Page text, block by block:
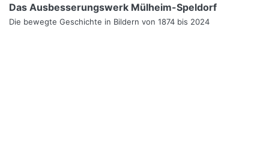
Das Ausbesserungswerk Mülheim-Speldorf
Die bewegte Geschichte in Bildern von 1874 bis 2024